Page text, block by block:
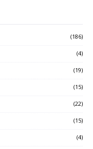
(186)
(4)
(19)
(15)
(22)
(15)
(4)